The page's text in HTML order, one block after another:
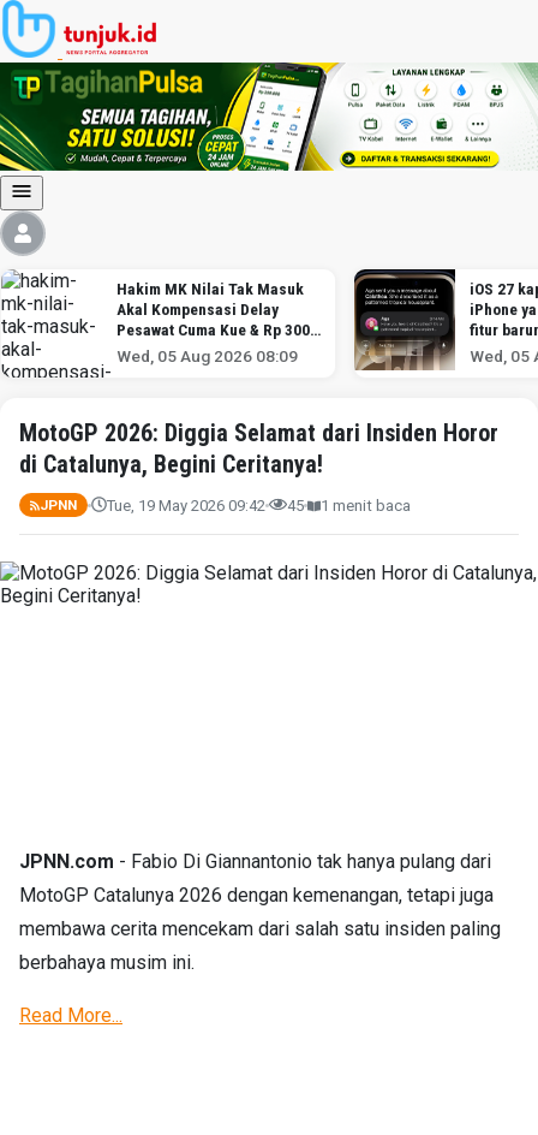
Hakim MK Nilai Tak Masuk
Akal Kompensasi Delay
Pesawat Cuma Kue & Rp 300
Ribu
Wed, 05 Aug 2026 08:09
iOS 27
iPhone
fitur
Wed, 05
MotoGP 2026: Diggia Selamat dari Insiden Horor
di Catalunya, Begini Ceritanya!
JPNN Tue, 19 May 2026 09:42 45 1 menit baca
JPNN.com - Fabio Di Giannantonio tak hanya pulang dari
MotoGP Catalunya 2026 dengan kemenangan, tetapi juga
membawa cerita mencekam dari salah satu insiden paling
berbahaya musim ini.
Read More...